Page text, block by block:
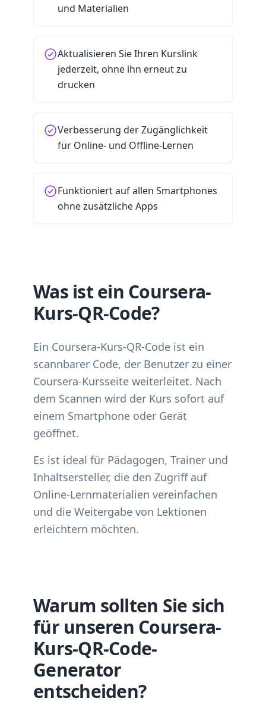
und Materialien
Aktualisieren Sie Ihren Kurslink
jederzeit, ohne ihn erneut zu
drucken
Verbesserung der Zugänglichkeit
für Online- und Offline-Lernen
Funktioniert auf allen Smartphones
ohne zusätzliche Apps
Was ist ein Coursera-
Kurs-QR-Code?
Ein Coursera-Kurs-QR-Code ist ein
scannbarer Code, der Benutzer zu einer
Coursera-Kursseite weiterleitet. Nach
dem Scannen wird der Kurs sofort auf
einem Smartphone oder Gerät
geöffnet.
Es ist ideal für Pädagogen, Trainer und
Inhaltsersteller, die den Zugriff auf
Online-Lernmaterialien vereinfachen
und die Weitergabe von Lektionen
erleichtern möchten.
Warum sollten Sie sich
für unseren Coursera-
Kurs-QR-Code-
Generator
entscheiden?